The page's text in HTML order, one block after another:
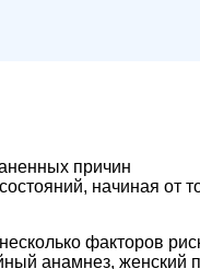
причин
начиная от
факторов
анамнез, женский